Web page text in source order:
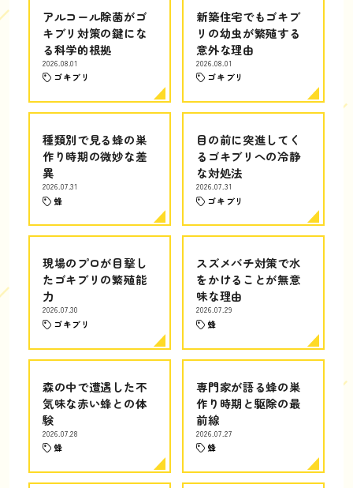
アルコール除菌がゴ
キブリ対策の鍵にな
る科学的根拠
2026.08.01
ゴキブリ
新築住宅でもゴキブ
リの幼虫が繁殖する
意外な理由
2026.08.01
ゴキブリ
種類別で見る蜂の巣
作り時期の微妙な差
異
2026.07.31
蜂
目の前に突進してく
るゴキブリへの冷静
な対処法
2026.07.31
ゴキブリ
現場のプロが目撃し
たゴキブリの繁殖能
力
2026.07.30
ゴキブリ
スズメバチ対策で水
をかけることが無意
味な理由
2026.07.29
蜂
森の中で遭遇した不
気味な赤い蜂との体
験
2026.07.28
蜂
専門家が語る蜂の巣
作り時期と駆除の最
前線
2026.07.27
蜂